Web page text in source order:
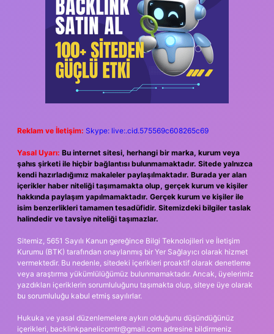
Reklam ve İletişim: Skype: live:.cid.575569c608265c69
Yasal Uyarı: Bu internet sitesi, herhangi bir marka, kurum veya
şahıs şirketi ile hiçbir bağlantısı bulunmamaktadır. Sitede yalnızca
kendi hazırladığımız makaleler paylaşılmaktadır. Burada yer alan
içerikler haber niteliği taşımamakta olup, gerçek kurum ve kişiler
hakkında paylaşım yapılmamaktadır. Gerçek kurum ve kişiler ile
isim benzerlikleri tamamen tesadüfidir. Sitemizdeki bilgiler taslak
halindedir ve tavsiye niteliği taşımazlar.
Sitemiz, 5651 Sayılı Kanun gereğince Bilgi Teknolojileri ve İletişim
Kurumu (BTK) tarafından onaylanmış bir Yer Sağlayıcı olarak hizmet
vermektedir. Bu nedenle, sitedeki içerikleri proaktif olarak denetleme
veya araştırma yükümlülüğümüz bulunmamaktadır. Ancak, üyelerimiz
yazdıkları içeriklerin sorumluluğunu taşımakta olup, siteye üye olarak
bu sorumluluğu kabul etmiş sayılırlar.
Hukuka ve yasal düzenlemelere aykırı olduğunu düşündüğünüz
içerikleri, backlinkpanelicomtr@gmail.com adresine bildirmeniz